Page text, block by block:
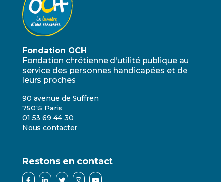
Fondation OCH
Fondation chrétienne d'utilité publique au
service des personnes handicapées et de
leurs proches
90 avenue de Suffren
75015 Paris
01 53 69 44 30
Nous contacter
Restons en contact